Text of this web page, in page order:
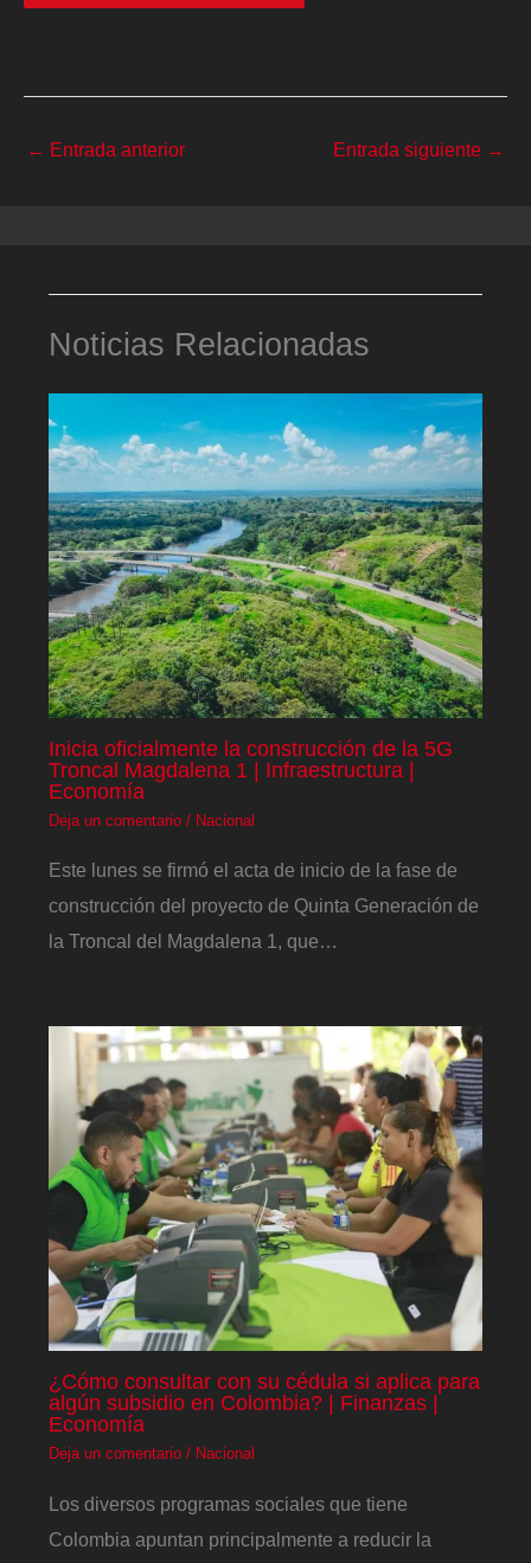
← Entrada anterior Entrada siguiente →
Noticias Relacionadas
Inicia oficialmente la construcción de la 5G
Troncal Magdalena 1 | Infraestructura |
Economía
Deja un comentario / Nacional
Este lunes se firmó el acta de inicio de la fase de
construcción del proyecto de Quinta Generación de
la Troncal del Magdalena 1, que…
¿Cómo consultar con su cédula si aplica para
algún subsidio en Colombia? | Finanzas |
Economía
Deja un comentario / Nacional
Los diversos programas sociales que tiene
Colombia apuntan principalmente a reducir la